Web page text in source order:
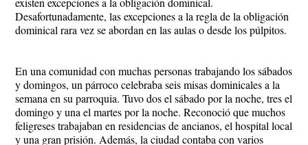
Desafortunadamente, las excepciones a la regla de la obligación
dominical rara vez se abordan en las aulas o desde los púlpitos.
En una comunidad con muchas personas trabajando los sábados
y domingos, un párroco celebraba seis misas dominicales a la
semana en su parroquia. Tuvo dos el sábado por la noche, tres el
domingo y una el martes por la noche. Reconoció que muchos
feligreses trabajaban en residencias de ancianos, el hospital local
y una gran prisión. Además, la ciudad contaba con varios